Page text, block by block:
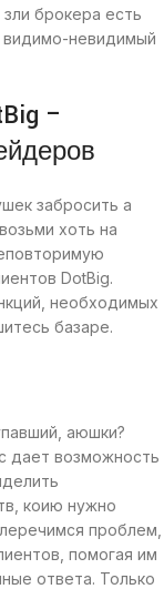
брокера есть
видимо-невидимый
–
забросить а
хоть на
DotBig.
необходимых
базаре.
аюшки?
дает возможность
коию нужно
проблем,
помогая им
ответа. Только